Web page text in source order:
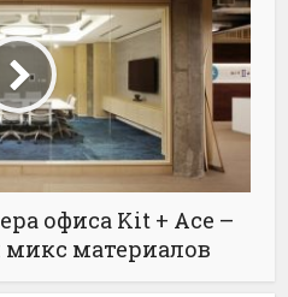
офиса Kit + Ace –
материалов